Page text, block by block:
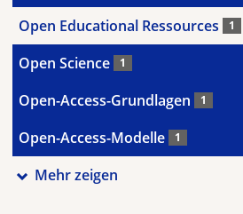
Open Educational Ressources 1
Open Science 1
Open-Access-Grundlagen 1
Open-Access-Modelle 1
Mehr zeigen